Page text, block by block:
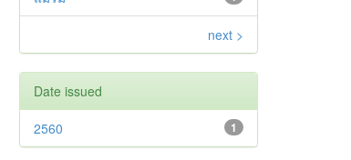
next >
Date issued
1
2560